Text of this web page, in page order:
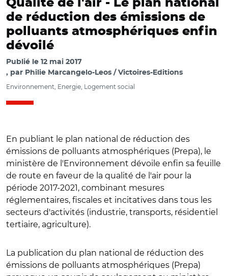
Qualité de l'air - Le plan national
de réduction des émissions de
polluants atmosphériques enfin
dévoilé
Publié le 12 mai 2017
par Philie Marcangelo-Leos / Victoires-Editions
Environnement, Energie, Logement social
En publiant le plan national de réduction des
émissions de polluants atmosphériques (Prepa), le
ministère de l'Environnement dévoile enfin sa feuille
de route en faveur de la qualité de l'air pour la
période 2017-2021, combinant mesures
réglementaires, fiscales et incitatives dans tous les
secteurs d'activités (industrie, transports, résidentiel
tertiaire, agriculture).
La publication du plan national de réduction des
émissions de polluants atmosphériques (Prepa)